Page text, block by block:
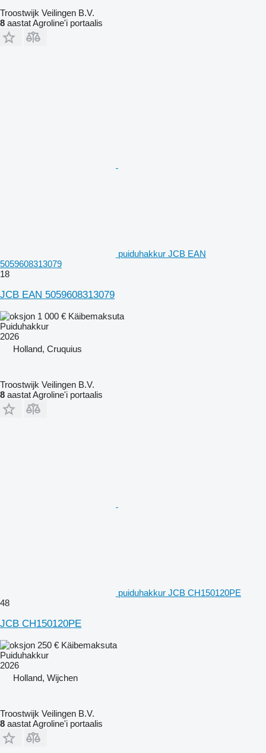
Troostwijk Veilingen B.V.
8 aastat Agroline'i portaalis
puiduhakkur JCB EAN
5059608313079
18
JCB EAN 5059608313079
1 000 € Käibemaksuta
Puiduhakkur
2026
Holland, Cruquius
Troostwijk Veilingen B.V.
8 aastat Agroline'i portaalis
puiduhakkur JCB CH150120PE
48
JCB CH150120PE
250 € Käibemaksuta
Puiduhakkur
2026
Holland, Wijchen
Troostwijk Veilingen B.V.
8 aastat Agroline'i portaalis